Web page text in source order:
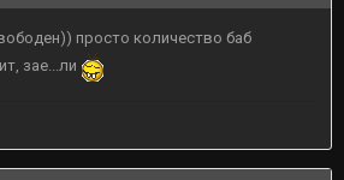
просто количество баб
зае...ли